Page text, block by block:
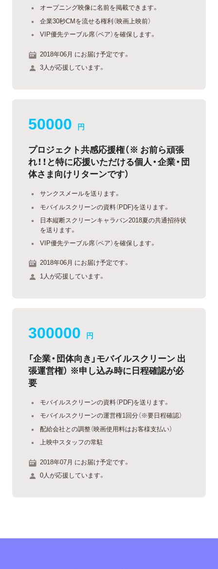
オープニング映像に名前を掲載できます。
企業30秒CMを流せる権利（映画上映前）
VIP優先テーブル席（ペア）を確保します。
2018年06月 にお届け予定です。
3人が応援しています。
50000 円
プロジェクト共感応援権（※ お前ら頑張
れ！！と特に応援いただける個人・企業・団
体さま向けリターンです）
サンクスメールを送ります。
モバイルスクリーンの資料（PDF)を送ります。
日本縦断スクリーンキャラバン2018夏の共通招待状
を送ります。
VIP優先テーブル席（ペア）を確保します。
2018年06月 にお届け予定です。
1人が応援しています。
300000 円
「企業・団体向き」モバイルスクリーン 出
張運営権） ※申し込み時に日程確認が必
要
モバイルスクリーンの資料（PDF)を送ります。
モバイルスクリーンの運営権1回分（※要日程確認）
配給会社との調整（映画使用料はお客様支払い）
上映中スタッフの常駐
2018年07月 にお届け予定です。
0人が応援しています。